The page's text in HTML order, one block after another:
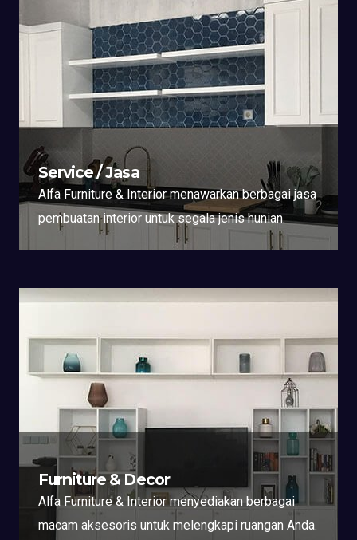
Service / Jasa
Alfa Furniture & Interior menawarkan berbagai jasa
pembuatan interior untuk segala jenis hunian.
Furniture & Decor
Alfa Furniture & Interior menyediakan berbagai
macam aksesoris untuk melengkapi ruangan Anda.